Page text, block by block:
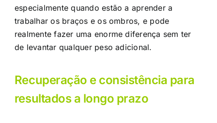
especialmente quando estão a aprender a
trabalhar os braços e os ombros, e pode
realmente fazer uma enorme diferença sem ter
de levantar qualquer peso adicional.
Recuperação e consistência para
resultados a longo prazo